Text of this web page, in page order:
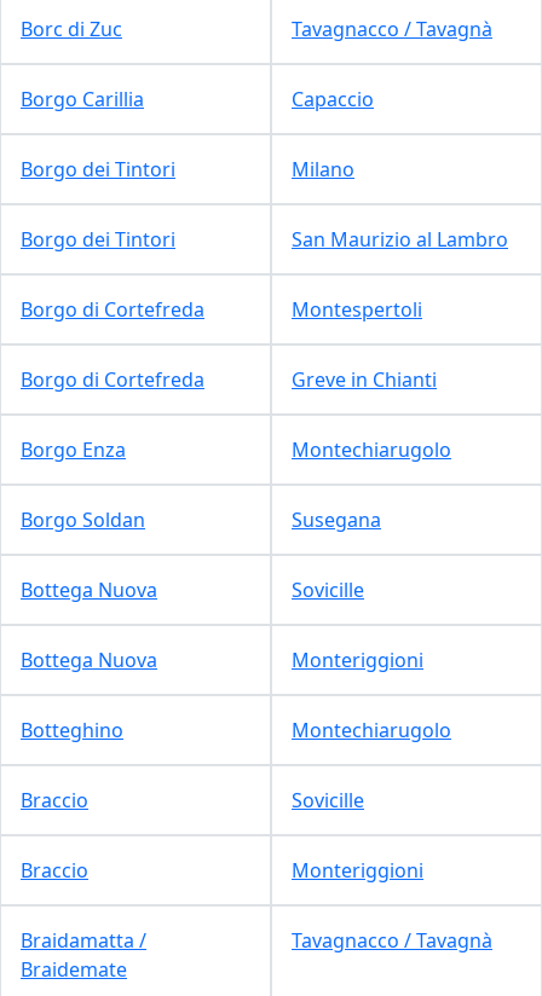
Borc di Zuc Tavagnacco / Tavagnà
Borgo Carillia Capaccio
Borgo dei Tintori Milano
Borgo dei Tintori San Maurizio al Lambro
Borgo di Cortefreda Montespertoli
Borgo di Cortefreda Greve in Chianti
Borgo Enza Montechiarugolo
Borgo Soldan Susegana
Bottega Nuova Sovicille
Bottega Nuova Monteriggioni
Botteghino Montechiarugolo
Braccio Sovicille
Braccio Monteriggioni
Braidamatta /
Braidemate
Tavagnacco / Tavagnà